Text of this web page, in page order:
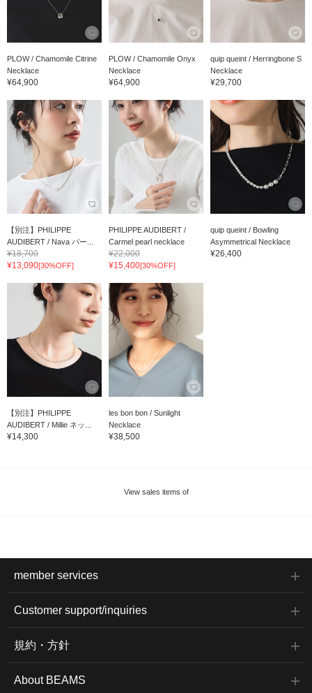
PLOW / Chamomile Citrine
Necklace
¥64,900
PLOW / Chamomile Onyx
Necklace
¥64,900
quip queint / Herringbone S
Necklace
¥29,700
【別注】PHILIPPE
AUDIBERT / Nava パー...
¥18,700
¥13,090[30%OFF]
PHILIPPE AUDIBERT /
Carmel pearl necklace
¥22,000
¥15,400[30%OFF]
quip queint / Bowling
Asymmetrical Necklace
¥26,400
【別注】PHILIPPE
AUDIBERT / Millie ネッ...
¥14,300
les bon bon / Sunlight
Necklace
¥38,500
View sales items of
member services
Customer support/inquiries
規約・方針
About BEAMS